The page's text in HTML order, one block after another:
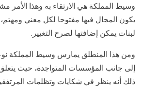
وسيط المملكة هي الارتقاء به وهذا الأمر
يكون المجال فيها مفتوحا لكل معني ومهتم،
لبنات يمكن إضافتها لصرح التغيير.
ومن هذا المنطلق يمارس وسيط المملكة
إلى جانب المؤسسات المتواجدة، حيث يتعلق
ذلك أنه ينظر في شكايات وتظلمات